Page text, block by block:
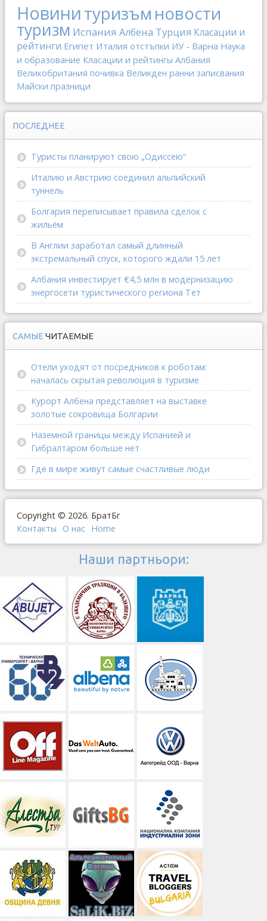
Новинитуризъм новости
туризм Испания Албена Турция Класации и
рейтинги Египет Италия отстъпки ИУ - Варна Наука
и образование Класации и рейтингы Албания
Великобритания почивка Великден ранни записвания
Майски празници
ПОСЛЕДНЕЕ
Туристы планируют свою „Одиссею“
Италию и Австрию соединил альпийский
туннель
Болгария переписывает правила сделок с
жильём
В Англии заработал самый длинный
экстремальный спуск, которого ждали 15 лет
Албания инвестирует €4,5 млн в модернизацию
энергосети туристического региона Тет
САМЫЕ ЧИТАЕМЫЕ
Отели уходят от посредников к роботам:
началась скрытая революция в туризме
Курорт Албена представляет на выставке
золотые сокровища Болгарии
Наземной границы между Испанией и
Гибралтаром больше нет
Где в мире живут самые счастливые люди
Copyright © 2026. БратБг
Контакты
О наc Home
Наши партньори: